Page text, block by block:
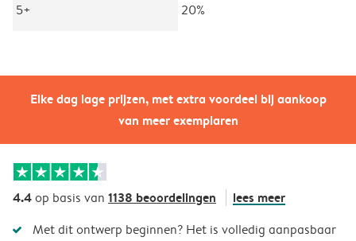
Elke dag lage prijzen, met extra voordeel bij aankoop
van meer exemplaren
5+
20%
4.4op basis van 1138 beoordelingen lees meer
Met dit ontwerp beginnen? Het is volledig aanpasbaar